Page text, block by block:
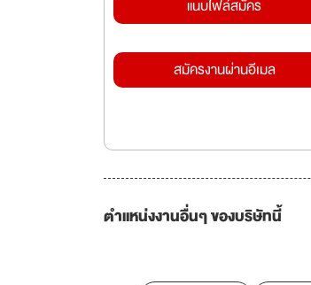
แนบไฟล์สมัคร
สมัครงานผ่านอีเมล
ตำแหน่งงานอื่นๆ ของบริษัทนี้